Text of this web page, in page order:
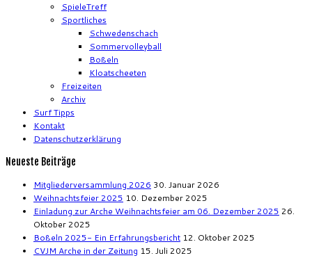
SpieleTreff
Sportliches
Schwedenschach
Sommervolleyball
Boßeln
Kloatscheeten
Freizeiten
Archiv
Surf Tipps
Kontakt
Datenschutzerklärung
Neueste Beiträge
Mitgliederversammlung 2026 30. Januar 2026
Weihnachtsfeier 2025 10. Dezember 2025
Einladung zur Arche Weihnachtsfeier am 06. Dezember 2025 26.
Oktober 2025
Boßeln 2025- Ein Erfahrungsbericht 12. Oktober 2025
CVJM Arche in der Zeitung 15. Juli 2025